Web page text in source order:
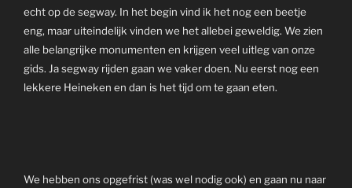
echt op de segway. In het begin vind ik het nog een beetje
eng, maar uiteindelijk vinden we het allebei geweldig. We zien
alle belangrijke monumenten en krijgen veel uitleg van onze
gids. Ja segway rijden gaan we vaker doen. Nu eerst nog een
lekkere Heineken en dan is het tijd om te gaan eten.
We hebben ons opgefrist (was wel nodig ook) en gaan nu naar